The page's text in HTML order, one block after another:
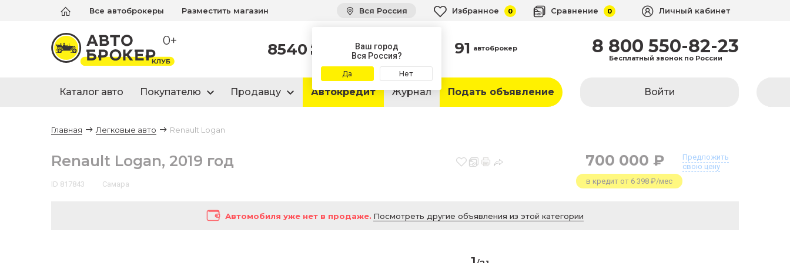
Все автоброкеры Разместить магазин Вся Россия
Ваш город
Вся Россия?
Да Нет
Избранное 0 Сравнение 0 Личный кабинет
0+ 8540 автомобилей
в продаже 91 автоброкер 8 800 550-82-23
Бесплатный звонок по России
Каталог авто Покупателю Продавцу Автокредит Журнал Подать объявление Войти
Главная Легковые авто Renault Logan
Renault Logan, 2019 год
ID 817843 Самара
700 000 ₽
Предложить
свою цену
в кредит от 6 398 ₽/мес
Автомобиля уже нет в продаже. Посмотреть другие объявления из этой категории